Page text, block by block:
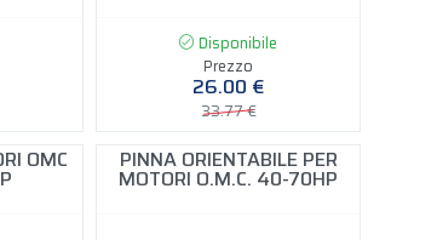
Disponibile
Prezzo
26.00 €
33.77 €
OMC PINNA ORIENTABILE PER
MOTORI O.M.C. 40-70HP